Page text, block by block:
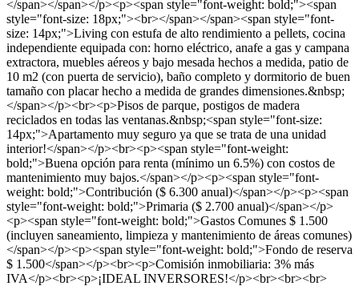
</span></span></p><p><span style="font-weight: bold;"><span
style="font-size: 18px;"><br></span></span><span style="font-
size: 14px;">Living con estufa de alto rendimiento a pellets, cocina
independiente equipada con: horno eléctrico, anafe a gas y campana
extractora, muebles aéreos y bajo mesada hechos a medida, patio de
10 m2 (con puerta de servicio), baño completo y dormitorio de buen
tamaño con placar hecho a medida de grandes dimensiones.&nbsp;
</span></p><br><p>Pisos de parque, postigos de madera
reciclados en todas las ventanas.&nbsp;<span style="font-size:
14px;">Apartamento muy seguro ya que se trata de una unidad
interior!</span></p><br><p><span style="font-weight:
bold;">Buena opción para renta (mínimo un 6.5%) con costos de
mantenimiento muy bajos.</span></p><p><span style="font-
weight: bold;">Contribución ($ 6.300 anual)</span></p><p><span
style="font-weight: bold;">Primaria ($ 2.700 anual)</span></p>
<p><span style="font-weight: bold;">Gastos Comunes $ 1.500
(incluyen saneamiento, limpieza y mantenimiento de áreas comunes)
</span></p><p><span style="font-weight: bold;">Fondo de reserva
$ 1.500</span></p><br><p>Comisión inmobiliaria: 3% más
IVA</p><br><p>¡IDEAL INVERSORES!</p><br><br><br>